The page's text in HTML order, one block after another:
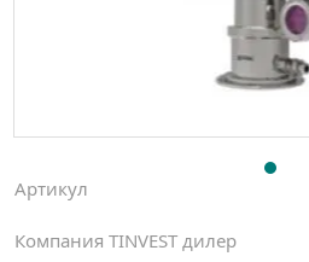
Артикул
Компания TINVEST дилер